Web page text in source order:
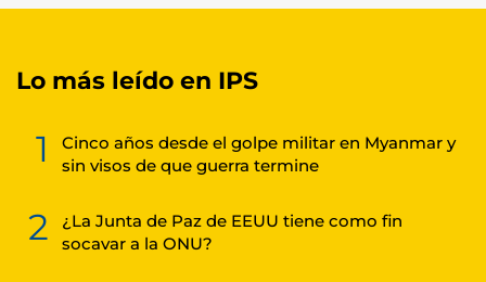
Lo más leído en IPS
1
Cinco años desde el golpe militar en Myanmar y
sin visos de que guerra termine
2
¿La Junta de Paz de EEUU tiene como fin
socavar a la ONU?